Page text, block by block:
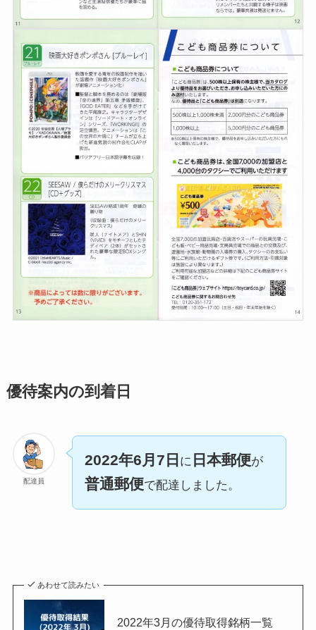
優待案内の到着日
配達員
2022年6月7日 に 日本郵便が
普通郵便で配達しました。
あわせて読みたい
2022年3月の優待取得銘柄一覧